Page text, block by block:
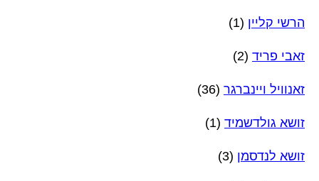
הרשי קליין (1)
זאבי פריד (2)
זאנוויל ויינברגר (36)
זושא גולדשמיד (1)
זושא לנדסמן (3)